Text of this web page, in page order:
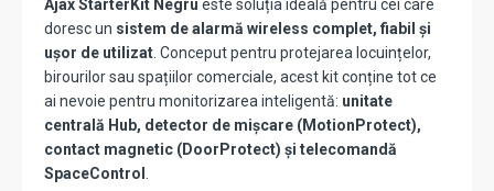
Ajax StarterKit Negru este soluția ideală pentru cei care
doresc un sistem de alarmă wireless complet, fiabil și
ușor de utilizat. Conceput pentru protejarea locuințelor,
birourilor sau spațiilor comerciale, acest kit conține tot ce
ai nevoie pentru monitorizarea inteligentă: unitate
centrală Hub, detector de mișcare (MotionProtect),
contact magnetic (DoorProtect) și telecomandă
SpaceControl .